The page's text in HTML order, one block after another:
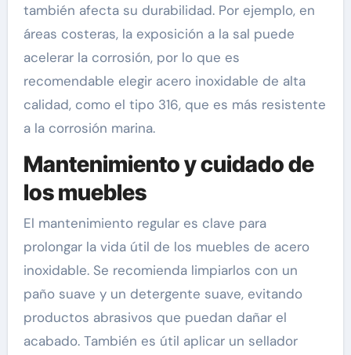
también afecta su durabilidad. Por ejemplo, en
áreas costeras, la exposición a la sal puede
acelerar la corrosión, por lo que es
recomendable elegir acero inoxidable de alta
calidad, como el tipo 316, que es más resistente
a la corrosión marina.
Mantenimiento y cuidado de
los muebles
El mantenimiento regular es clave para
prolongar la vida útil de los muebles de acero
inoxidable. Se recomienda limpiarlos con un
paño suave y un detergente suave, evitando
productos abrasivos que puedan dañar el
acabado. También es útil aplicar un sellador